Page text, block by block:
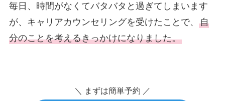
毎日、時間がなくてバタバタと過ぎてしまいます
が、キャリアカウンセリングを受けたことで、 自
分のことを考えるきっかけになりました。
＼ まずは簡単予約 ／